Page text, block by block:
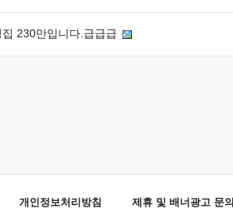
230만입니다.급급급
개인정보처리방침 제휴 및 배너광고 문의